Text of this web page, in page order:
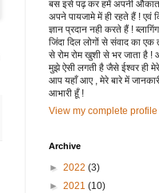
बस इसे पढ़ कर हमें अपनी
अपने पायजामे में ही रहते हैं ! एवं
ज्ञान प्रदान नही करते हैं !
जिंदा दिल लोगों से संवाद का एक
से रोम रोम खुशी से भर जाता है !
मुझे ऐसी लगती है जैसे ईश्वर ही
आप यहाँ आए , मेरे बारे में
आभारी हूँ !
View my complete profile
Archive
► 2022 (3)
► 2021 (10)